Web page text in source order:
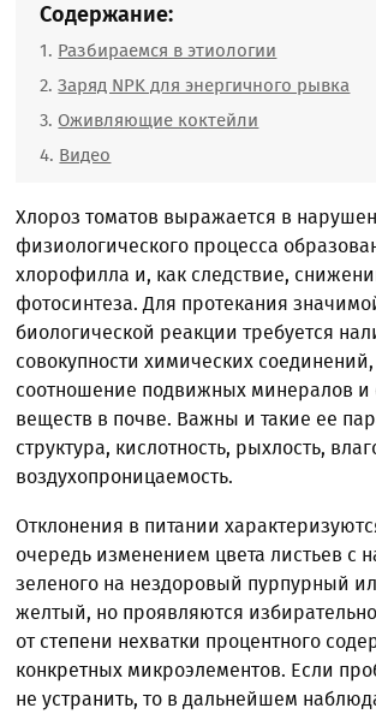
Содержание:
Разбираемся в этиологии
Заряд NPK для энергичного рывка
Оживляющие коктейли
Видео
Хлороз томатов выражается в
физиологического процесса
хлорофилла и, как следствие,
фотосинтеза. Для протекания
биологической реакции требуется
совокупности химических
соотношение подвижных минералов и
веществ в почве. Важны и такие ее
структура, кислотность, рыхлость,
воздухопроницаемость.
Отклонения в питании
очередь изменением цвета листьев с
зеленого на нездоровый пурпурный
желтый, но проявляются
от степени нехватки процентного
конкретных микроэлементов. Если
не устранить, то в дальнейшем